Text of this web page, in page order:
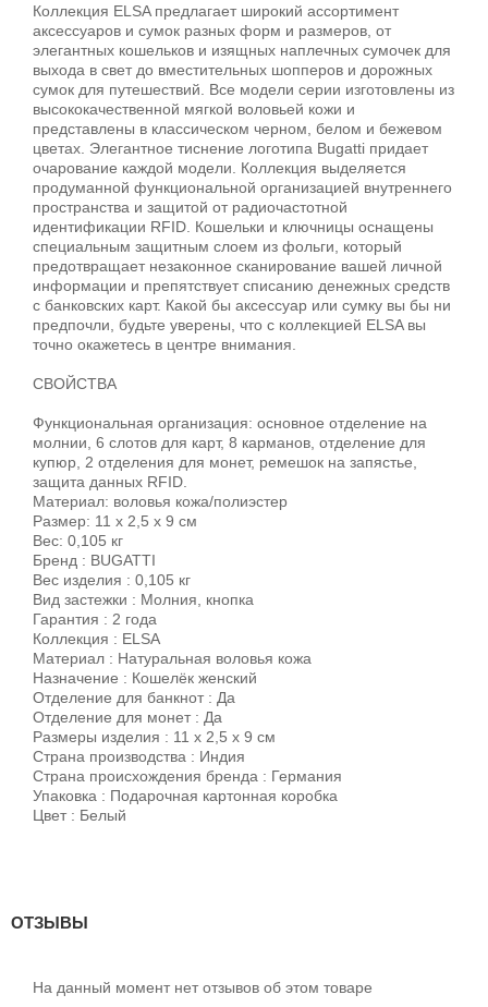
Коллекция ELSA предлагает широкий ассортимент
аксессуаров и сумок разных форм и размеров, от
элегантных кошельков и изящных наплечных сумочек для
выхода в свет до вместительных шопперов и дорожных
сумок для путешествий. Все модели серии изготовлены из
высококачественной мягкой воловьей кожи и
представлены в классическом черном, белом и бежевом
цветах. Элегантное тиснение логотипа Bugatti придает
очарование каждой модели. Коллекция выделяется
продуманной функциональной организацией внутреннего
пространства и защитой от радиочастотной
идентификации RFID. Кошельки и ключницы оснащены
специальным защитным слоем из фольги, который
предотвращает незаконное сканирование вашей личной
информации и препятствует списанию денежных средств
с банковских карт. Какой бы аксессуар или сумку вы бы ни
предпочли, будьте уверены, что с коллекцией ELSA вы
точно окажетесь в центре внимания.
СВОЙСТВА
Функциональная организация: основное отделение на
молнии, 6 слотов для карт, 8 карманов, отделение для
купюр, 2 отделения для монет, ремешок на запястье,
защита данных RFID.
Материал: воловья кожа/полиэстер
Размер: 11 х 2,5 х 9 см
Вес: 0,105 кг
Бренд : BUGATTI
Вес изделия : 0,105 кг
Вид застежки : Молния, кнопка
Гарантия : 2 года
Коллекция : ELSA
Материал : Натуральная воловья кожа
Назначение : Кошелёк женский
Отделение для банкнот : Да
Отделение для монет : Да
Размеры изделия : 11 х 2,5 х 9 см
Страна производства : Индия
Страна происхождения бренда : Германия
Упаковка : Подарочная картонная коробка
Цвет : Белый
ОТЗЫВЫ
На данный момент нет отзывов об этом товаре